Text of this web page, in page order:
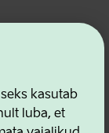
kasutab
luba, et